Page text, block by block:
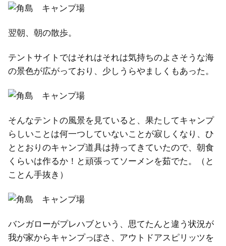
翌朝、朝の散歩。
テントサイトではそれはそれは気持ちのよさそうな海
の景色が広がっており、少しうらやましくもあった。
そんなテントの風景を見ていると、果たしてキャンプ
らしいことは何一つしていないことが寂しくなり、ひ
ととおりのキャンプ道具は持ってきていたので、朝食
くらいは作るか！と頑張ってソーメンを茹でた。（と
ことん手抜き）
バンガローがプレハブという、思てたんと違う状況が
我が家からキャンプっぽさ、アウトドアスピリッツを